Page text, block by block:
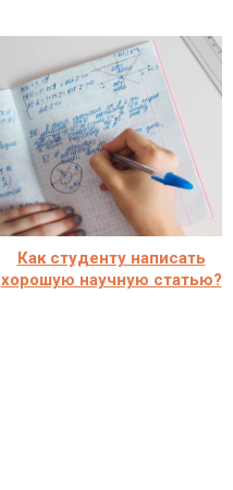
Как студенту написать
хорошую научную статью?